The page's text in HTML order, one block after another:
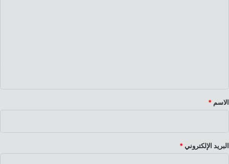
*
الاسم *
البريد الإلكتروني *